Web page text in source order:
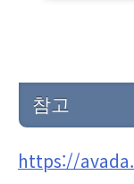
참고
https://